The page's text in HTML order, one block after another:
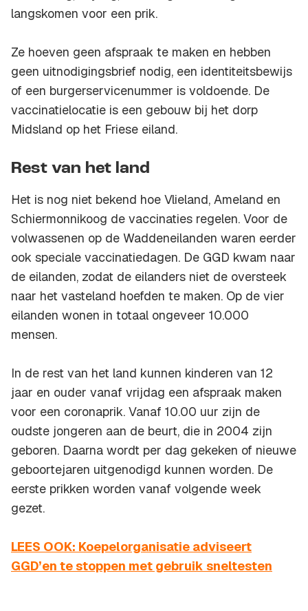
langskomen voor een prik.
Ze hoeven geen afspraak te maken en hebben
geen uitnodigingsbrief nodig, een identiteitsbewijs
of een burgerservicenummer is voldoende. De
vaccinatielocatie is een gebouw bij het dorp
Midsland op het Friese eiland.
Rest van het land
Het is nog niet bekend hoe Vlieland, Ameland en
Schiermonnikoog de vaccinaties regelen. Voor de
volwassenen op de Waddeneilanden waren eerder
ook speciale vaccinatiedagen. De GGD kwam naar
de eilanden, zodat de eilanders niet de oversteek
naar het vasteland hoefden te maken. Op de vier
eilanden wonen in totaal ongeveer 10.000
mensen.
In de rest van het land kunnen kinderen van 12
jaar en ouder vanaf vrijdag een afspraak maken
voor een coronaprik. Vanaf 10.00 uur zijn de
oudste jongeren aan de beurt, die in 2004 zijn
geboren. Daarna wordt per dag gekeken of nieuwe
geboortejaren uitgenodigd kunnen worden. De
eerste prikken worden vanaf volgende week
gezet.
LEES OOK: Koepelorganisatie adviseert
GGD’en te stoppen met gebruik sneltesten